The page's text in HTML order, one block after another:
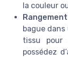
la couleur
bague
tissu pour
possédez